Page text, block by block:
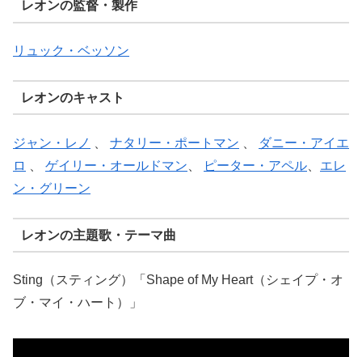
レオンの監督・製作
リュック・ベッソン
レオンのキャスト
ジャン・レノ ナタリー・ポートマン
ダニー・アイエ
ロ
ゲイリー・オールドマン ピーター・アペル
エレ
ン・グリーン
レオンの主題歌・テーマ曲
Sting（スティング）「Shape of My Heart（シェイプ・オ
ブ・マイ・ハート）」